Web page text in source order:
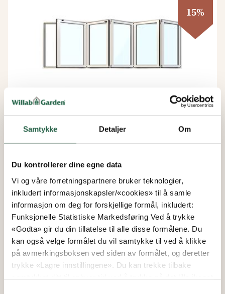
Samtykke Detaljer Om
Du kontrollerer dine egne data
Vi og våre forretningspartnere bruker teknologier,
inkludert informasjonskapsler/«cookies» til å samle
informasjon om deg for forskjellige formål, inkludert:
Funksjonelle Statistiske Markedsføring Ved å trykke
«Godta» gir du din tillatelse til alle disse formålene. Du
kan også velge formålet du vil samtykke til ved å klikke
på avmerkingsboksen ved siden av formålet, og deretter
trykke «Lagre innstillingene». Du kan trekke tilbake
samtykket ditt til enhver tid ved å trykke på det lille ikonet
15%
WG 95 Foldevinduparti 5-delt
Fra
kr 92 394
kr 78 535